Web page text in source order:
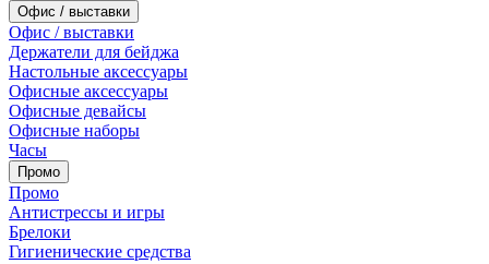
Офис / выставки
Офис / выставки
Держатели для бейджа
Настольные аксессуары
Офисные аксессуары
Офисные девайсы
Офисные наборы
Часы
Промо
Промо
Антистрессы и игры
Брелоки
Гигиенические средства